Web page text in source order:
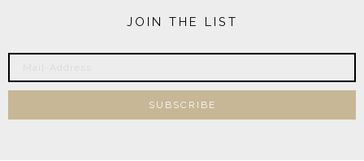
JOIN THE LIST